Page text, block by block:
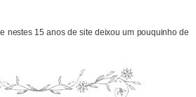
nestes 15 anos de site deixou um pouquinho de